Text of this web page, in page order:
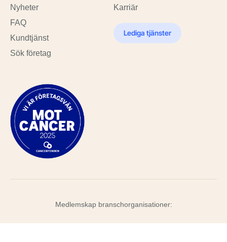
Nyheter
FAQ
Kundtjänst
Sök företag
Karriär
Lediga tjänster
Medlemskap branschorganisationer: